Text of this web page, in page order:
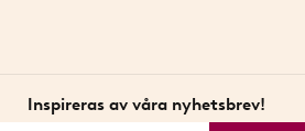
Inspireras av våra nyhetsbrev!